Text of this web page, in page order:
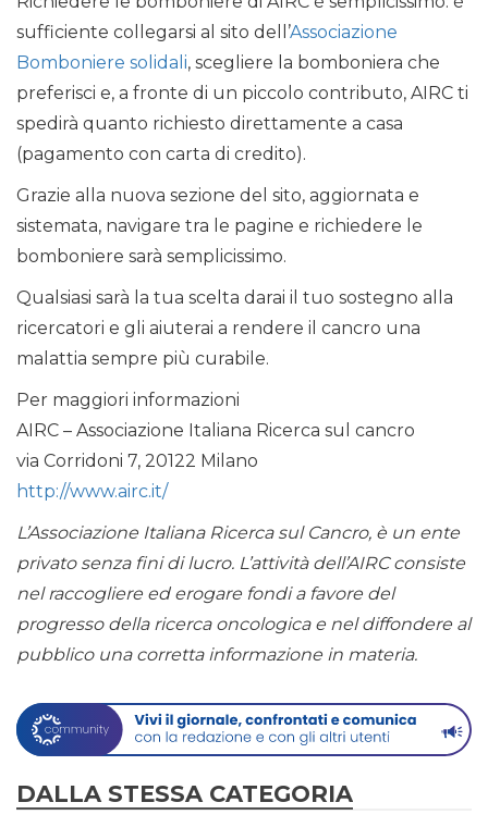
sufficiente collegarsi al sito dell’Associazione
Bomboniere solidali, scegliere la bomboniera che
preferisci e, a fronte di un piccolo contributo, AIRC ti
spedirà quanto richiesto direttamente a casa
(pagamento con carta di credito).
Grazie alla nuova sezione del sito, aggiornata e
sistemata, navigare tra le pagine e richiedere le
bomboniere sarà semplicissimo.
Qualsiasi sarà la tua scelta darai il tuo sostegno alla
ricercatori e gli aiuterai a rendere il cancro una
malattia sempre più curabile.
Per maggiori informazioni
AIRC – Associazione Italiana Ricerca sul cancro
via Corridoni 7, 20122 Milano
http://www.airc.it/
L’Associazione Italiana Ricerca sul Cancro, è un ente
privato senza fini di lucro. L’attività dell’AIRC consiste
nel raccogliere ed erogare fondi a favore del
progresso della ricerca oncologica e nel diffondere al
pubblico una corretta informazione in materia.
DALLA STESSA CATEGORIA